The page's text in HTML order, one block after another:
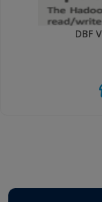
DBF